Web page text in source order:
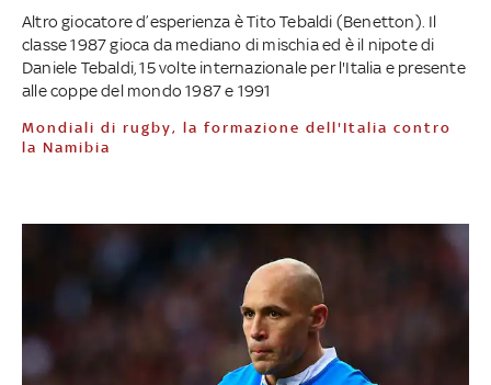
Altro giocatore d’esperienza è Tito Tebaldi (Benetton). Il
classe 1987 gioca da mediano di mischia ed è il nipote di
Daniele Tebaldi, 15 volte internazionale per l'Italia e presente
alle coppe del mondo 1987 e 1991
Mondiali di rugby, la formazione dell'Italia contro
la Namibia